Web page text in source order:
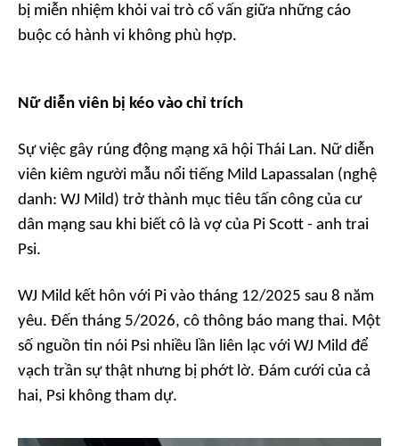
bị miễn nhiệm khỏi vai trò cố vấn giữa những cáo
buộc có hành vi không phù hợp.
Nữ diễn viên bị kéo vào chỉ trích
Sự việc gây rúng động mạng xã hội Thái Lan. Nữ diễn
viên kiêm người mẫu nổi tiếng Mild Lapassalan (nghệ
danh: WJ Mild) trở thành mục tiêu tấn công của cư
dân mạng sau khi biết cô là vợ của Pi Scott - anh trai
Psi.
WJ Mild kết hôn với Pi vào tháng 12/2025 sau 8 năm
yêu. Đến tháng 5/2026, cô thông báo mang thai. Một
số nguồn tin nói Psi nhiều lần liên lạc với WJ Mild để
vạch trần sự thật nhưng bị phớt lờ. Đám cưới của cả
hai, Psi không tham dự.